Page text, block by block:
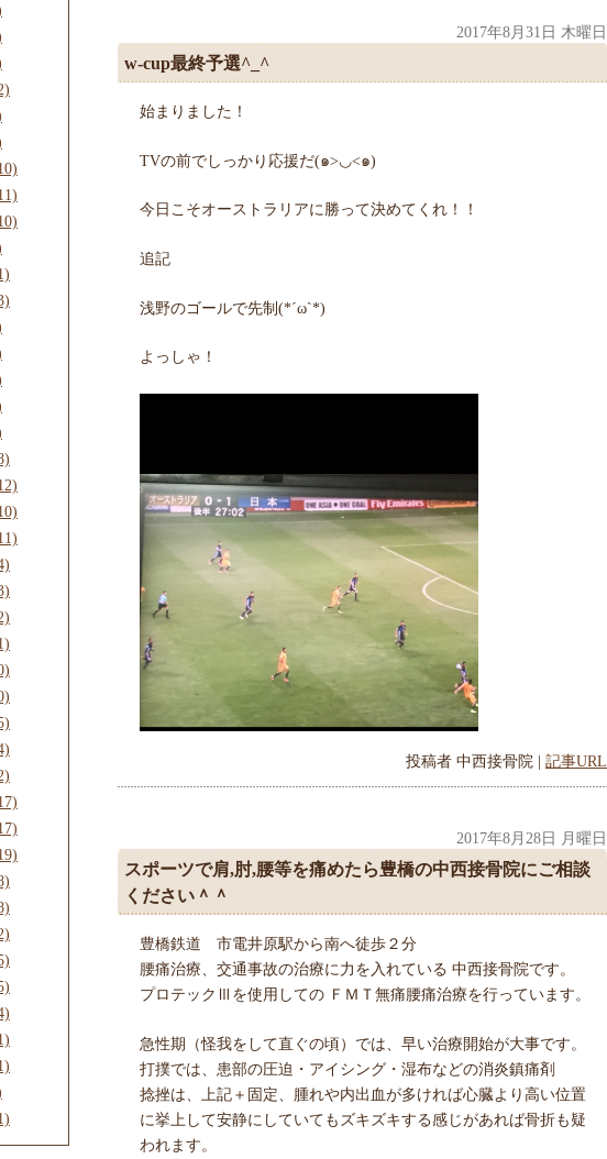
2017年8月31日 木曜日
w-cup最終予選^_^
始まりました！
TVの前でしっかり応援だ(๑>◡<๑)
今日こそオーストラリアに勝って決めてくれ！！
追記
浅野のゴールで先制(*´ω`*)
よっしゃ！
投稿者 中西接骨院 | 記事URL
2017年8月28日 月曜日
スポーツで肩,肘,腰等を痛めたら豊橋の中西接骨院にご相談
ください＾＾
豊橋鉄道 市電井原駅から南へ徒歩２分
腰痛治療、交通事故の治療に力を入れている 中西接骨院です。
プロテックⅢを使用しての ＦＭＴ無痛腰痛治療を行っています。
急性期（怪我をして直ぐの頃）では、早い治療開始が大事です。
打撲では、患部の圧迫・アイシング・湿布などの消炎鎮痛剤
捻挫は、上記＋固定、腫れや内出血が多ければ心臓より高い位置
に挙上して安静にしていてもズキズキする感じがあれば骨折も疑
われます。